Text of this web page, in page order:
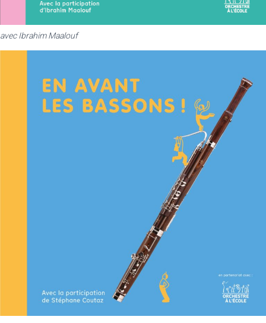
avec Ibrahim Maalouf